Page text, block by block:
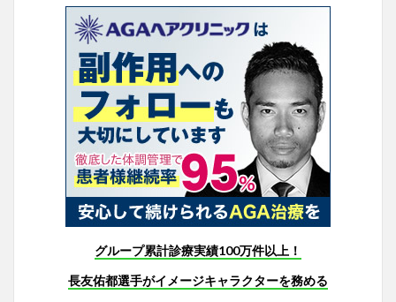
グループ累計診療実績100万件以上！
長友佑都選手がイメージキャラクターを務める